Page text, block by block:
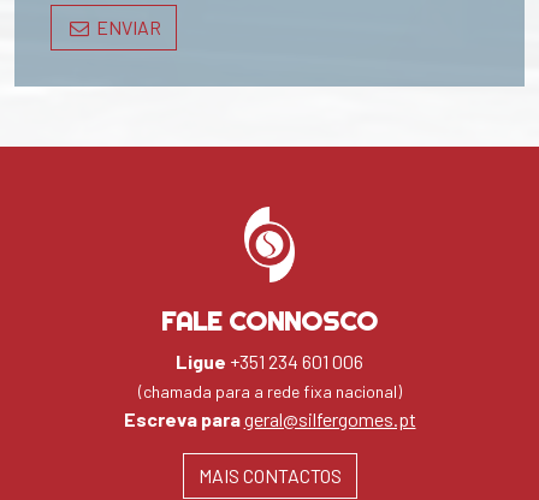
ENVIAR
FALE CONNOSCO
Ligue +351 234 601 006
(chamada para a rede fixa nacional)
Escreva parageral@silfergomes.pt
MAIS CONTACTOS